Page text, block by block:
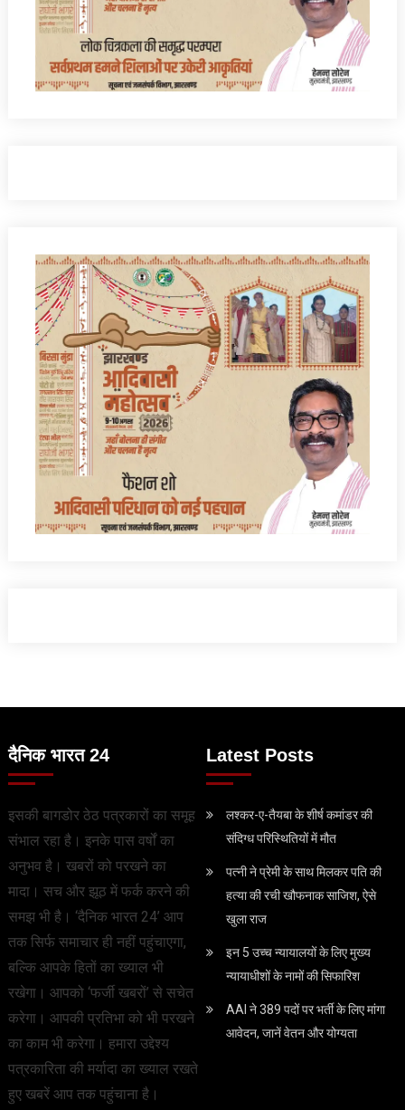
दैनिक भारत 24
इसकी बागडोर ठेठ पत्रकारों का समूह
संभाल रहा है। इनके पास वर्षों का
अनुभव है। खबरों को परखने का
मादा। सच और झूठ में फर्क करने की
समझ भी है। ‘दैनिक भारत 24’ आप
तक सिर्फ समाचार ही नहीं पहुंचाएगा,
बल्कि आपके हितों का ख्याल भी
रखेगा। आपको ‘फर्जी खबरों’ से सचेत
करेगा। आपकी प्रतिभा को भी परखने
का काम भी करेगा। हमारा उद्देश्य
पत्रकारिता की मर्यादा का ख्याल रखते
हुए खबरें आप तक पहुंचाना है।
Latest Posts
लश्कर-ए-तैयबा के शीर्ष कमांडर की
संदिग्ध परिस्थितियों में मौत
पत्‍नी ने प्रेमी के साथ मिलकर पति की
हत्‍या की रची खौफनाक साजिश, ऐसे
खुला राज
इन 5 उच्च न्यायालयों के लिए मुख्य
न्यायाधीशों के नामों की सिफारिश
AAI ने 389 पदों पर भर्ती के लिए मांगा
आवेदन, जानें वेतन और योग्‍यता